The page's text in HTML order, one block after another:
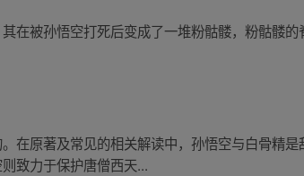
在被孙悟空打死后变成了一堆粉骷髅，粉骷髅的
在原著及常见的相关解读中，孙悟空与白骨精
致力于保护唐僧西天...